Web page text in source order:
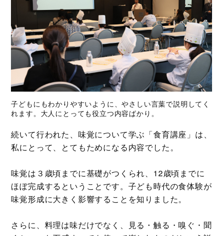
子どもにもわかりやすいように、やさしい言葉で説明してく
れます。大人にとっても役立つ内容ばかり。
続いて行われた、味覚について学ぶ「食育講座」は、
私にとって、とてもためになる内容でした。
味覚は３歳頃までに基礎がつくられ、12歳頃までに
ほぼ完成するということです。子ども時代の食体験が
味覚形成に大きく影響することを知りました。
さらに、料理は味だけでなく、見る・触る・嗅ぐ・聞